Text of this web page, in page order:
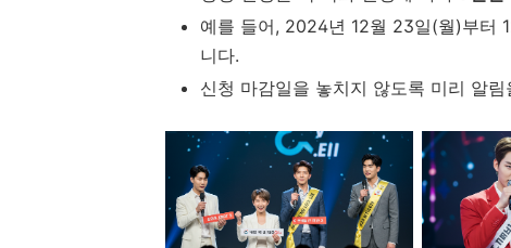
예를 들어, 2024년 12월 23일(월)부터
니다.
신청 마감일을 놓치지 않도록 미리 알